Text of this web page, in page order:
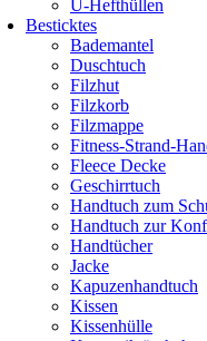
U-Hefthüllen
Besticktes
Bademantel
Duschtuch
Filzhut
Filzkorb
Filzmappe
Fitness-Strand-
Fleece Decke
Geschirrtuch
Handtuch zum
Handtuch zur
Handtücher
Jacke
Kapuzenhandtuch
Kissen
Kissenhülle